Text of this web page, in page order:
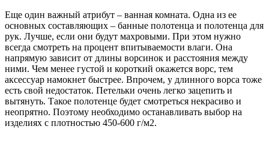
Еще один важный атрибут – ванная комната. Одна из ее
основных составляющих – банные полотенца и полотенца для
рук. Лучше, если они будут махровыми. При этом нужно
всегда смотреть на процент впитываемости влаги. Она
напрямую зависит от длины ворсинок и расстояния между
ними. Чем менее густой и короткий окажется ворс, тем
аксессуар намокнет быстрее. Впрочем, у длинного ворса тоже
есть свой недостаток. Петельки очень легко зацепить и
вытянуть. Такое полотенце будет смотреться некрасиво и
неопрятно. Поэтому необходимо останавливать выбор на
изделиях с плотностью 450-600 г/м2.